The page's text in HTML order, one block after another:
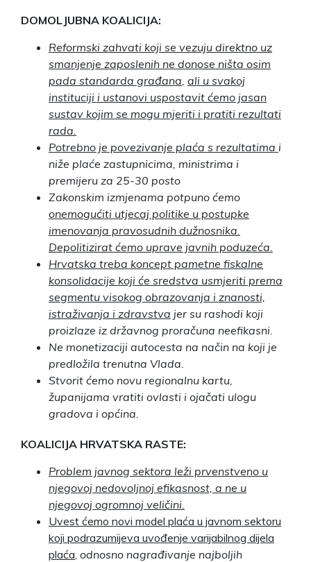
DOMOLJUBNA KOALICIJA:
Reformski zahvati koji se vezuju direktno uz
smanjenje zaposlenih ne donose ništa osim
pada standarda građana ali u svakoj
instituciji i ustanovi uspostavit ćemo jasan
sustav kojim se mogu mjeriti i pratiti rezultati
rada.
Potrebno je povezivanje plaća s rezultatima i
niže plaće zastupnicima, ministrima i
premijeru za 25-30 posto
Zakonskim izmjenama potpuno ćemo
onemogućiti utjecaj politike u postupke
imenovanja pravosudnih dužnosnika.
Depolitizirat ćemo uprave javnih poduzeća.
Hrvatska treba koncept pametne fiskalne
konsolidacije koji će sredstva usmjeriti prema
segmentu visokog obrazovanja i znanosti,
istraživanja i zdravstva jer su rashodi koji
proizlaze iz državnog proračuna neefikasni.
Ne monetizaciji autocesta na način na koji je
predložila trenutna Vlada.
Stvorit ćemo novu regionalnu kartu,
županijama vratiti ovlasti i ojačati ulogu
gradova i općina.
KOALICIJA HRVATSKA RASTE:
Problem javnog sektora leži prvenstveno u
njegovoj nedovoljnoj efikasnost, a ne u
njegovoj ogromnoj veličini.
Uvest ćemo novi model plaća u javnom sektoru
koji podrazumijeva uvođenje varijabilnog dijela
plaća odnosno nagrađivanje najboljih